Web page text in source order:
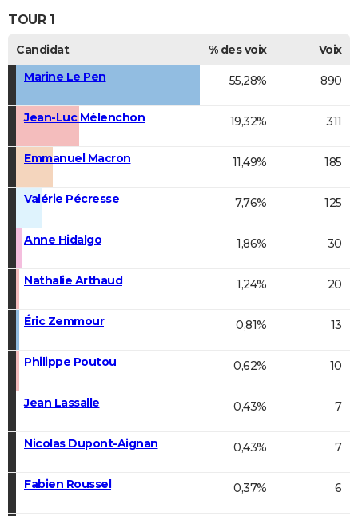
TOUR 1
Candidat % des voix
Voix
Marine Le Pen
55,28% 890
Jean-Luc Mélenchon 19,32% 311
Emmanuel Macron 11,49% 185
Valérie Pécresse 7,76% 125
Anne Hidalgo 1,86% 30
Nathalie Arthaud 1,24% 20
Éric Zemmour 0,81% 13
Philippe Poutou 0,62% 10
Jean Lassalle 0,43% 7
Nicolas Dupont-Aignan 0,43% 7
Fabien Roussel 0,37% 6